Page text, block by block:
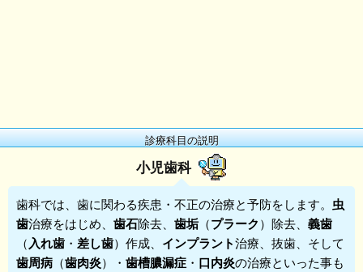
診療科目の説明
小児歯科
歯科では、歯に関わる疾患・不正の治療と予防をします。 虫
歯治療をはじめ、 歯石除去、 歯垢 （プラーク）除去、 義歯
（入れ歯 ・ 差し歯）作成、 インプラント治療、抜歯、そして
歯周病 （歯肉炎）・ 歯槽膿漏症 ・ 口内炎の治療といった事も